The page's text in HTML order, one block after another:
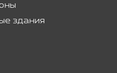
здания